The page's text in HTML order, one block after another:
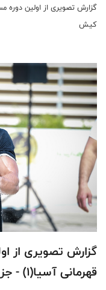
کیش
گزارش تصویری از
قهرمانی آسیا(1) - جزیره کیش